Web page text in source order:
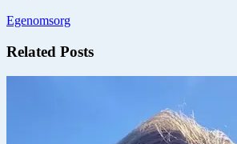
Egenomsorg
Related Posts